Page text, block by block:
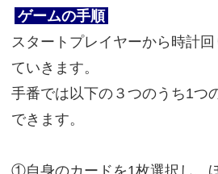
ゲームの手順
スタートプレイヤーから時計
ていきます。
手番では以下の３つのうち1つ
できます。